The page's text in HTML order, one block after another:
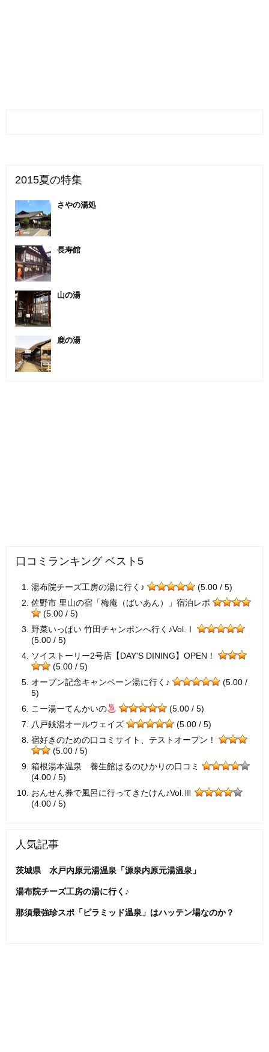
2015夏の特集
さやの湯処
長寿館
山の湯
鹿の湯
口コミランキング ベスト5
湯布院チーズ工房の湯に行く♪
(5.00 / 5)
佐野市 里山の宿「梅庵（ばいあん）」宿泊レポ
(5.00 / 5)
野菜いっぱい 竹田チャンポンへ行く♪Vol.Ⅰ
(5.00 / 5)
ソイストーリー2号店【DAY'S DINING】OPEN！
(5.00 / 5)
オープン記念キャンペーン湯に行く♪
(5.00 /
5)
こー湯ーてんかいの
(5.00 / 5)
八戸銭湯オールウェイズ
(5.00 / 5)
宿好きのための口コミサイト、テストオープン！
(5.00 / 5)
箱根湯本温泉 養生館はるのひかりの口コミ
(4.00 / 5)
おんせん券で風呂に行ってきたけん♪Vol.Ⅲ
(4.00 / 5)
人気記事
茨城県 水戸内原元湯温泉「源泉内原元湯温泉」
湯布院チーズ工房の湯に行く♪
那須最強珍スポ「ピラミッド温泉」はハッテン場なのか？